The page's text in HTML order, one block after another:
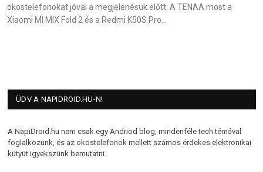
okostelefonokat jóval a megjelenésük előtt. A TENAA most a
Xiaomi MI MIX Fold 2 és a Redmi K50S Pro…
ÜDV A NAPIDROID.HU-N!
A NapiDroid.hu nem csak egy Andriod blog, mindenféle tech témával
foglalkozunk, és az okostelefonok mellett számos érdekes elektronikai
kütyüt igyekszünk bemutatni.